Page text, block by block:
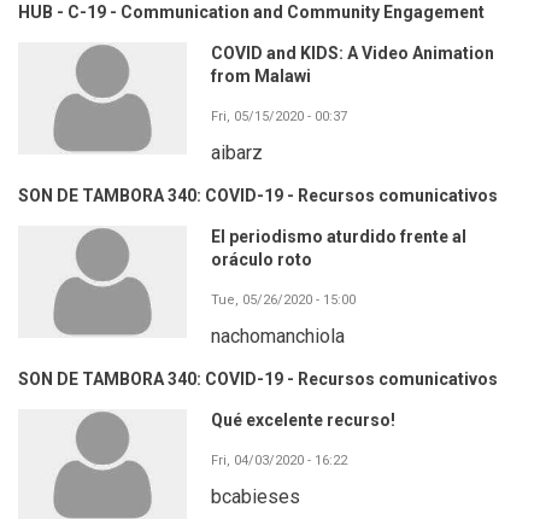
HUB - C-19 - Communication and Community Engagement
COVID and KIDS: A Video Animation
from Malawi
Fri, 05/15/2020 - 00:37
aibarz
SON DE TAMBORA 340: COVID-19 - Recursos comunicativos
El periodismo aturdido frente al
oráculo roto
Tue, 05/26/2020 - 15:00
nachomanchiola
SON DE TAMBORA 340: COVID-19 - Recursos comunicativos
Qué excelente recurso!
Fri, 04/03/2020 - 16:22
bcabieses